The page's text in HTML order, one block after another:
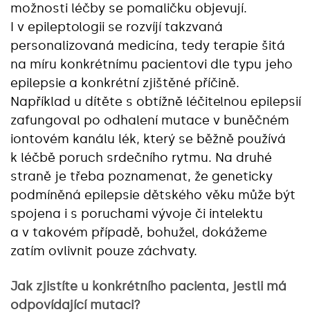
možnosti léčby se pomaličku objevují.
I v epileptologii se rozvíjí takzvaná
personalizovaná medicína, tedy terapie šitá
na míru konkrétnímu pacientovi dle typu jeho
epilepsie a konkrétní zjištěné příčině.
Například u dítěte s obtížně léčitelnou epilepsií
zafungoval po odhalení mutace v buněčném
iontovém kanálu lék, který se běžně používá
k léčbě poruch srdečního rytmu. Na druhé
straně je třeba poznamenat, že geneticky
podmíněná epilepsie dětského věku může být
spojena i s poruchami vývoje či intelektu
a v takovém případě, bohužel, dokážeme
zatím ovlivnit pouze záchvaty.
Jak zjistíte u konkrétního pacienta, jestli má
odpovídající mutaci?